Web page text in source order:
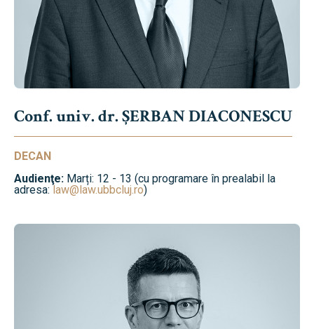
Conf. univ. dr. ȘERBAN DIACONESCU
DECAN
Audienţe: Marți: 12 - 13 (cu programare în prealabil la
adresa:law@law.ubbcluj.ro)